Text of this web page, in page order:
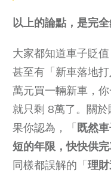
以上的論點，是完全
大家都知道車子貶
甚至有「新車落地
萬元買一輛新車，
就只剩 8萬了。關
果你認為，「既然
短的年限，快快供
同樣都誤解的「理